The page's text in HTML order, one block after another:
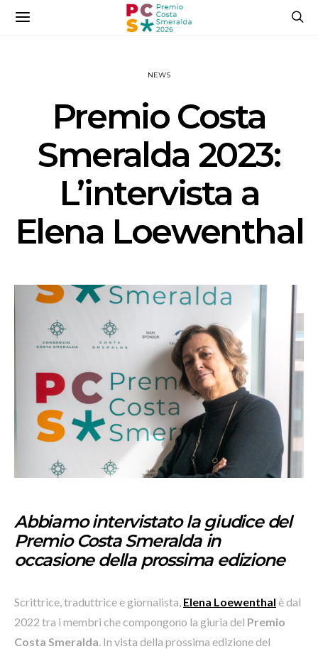
NEWS
Premio Costa
Smeralda 2023:
L’intervista a
Elena Loewenthal
Abbiamo intervistato la giudice del
Premio Costa Smeralda in
occasione della prossima edizione
Scrittrice, traduttrice e giornalista, Elena Loewenthal è dal
2022 tra i membri che compongono la giuria del Premio
Costa Smeralda . In vista della prossima edizione del